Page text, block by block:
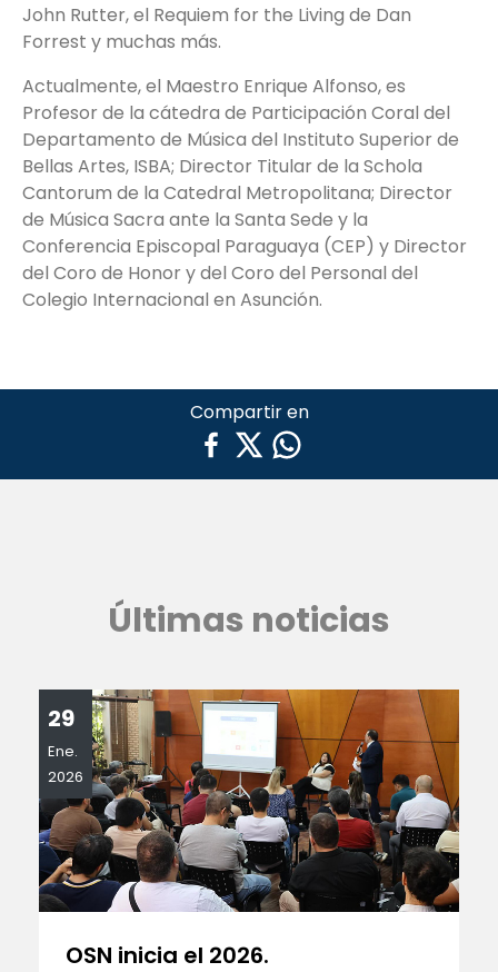
John Rutter, el Requiem for the Living de Dan
Forrest y muchas más.
Actualmente, el Maestro Enrique Alfonso, es
Profesor de la cátedra de Participación Coral del
Departamento de Música del Instituto Superior de
Bellas Artes, ISBA; Director Titular de la Schola
Cantorum de la Catedral Metropolitana; Director
de Música Sacra ante la Santa Sede y la
Conferencia Episcopal Paraguaya (CEP) y Director
del Coro de Honor y del Coro del Personal del
Colegio Internacional en Asunción.
Compartir en
Últimas noticias
29
Ene.
2026
OSN inicia el 2026.